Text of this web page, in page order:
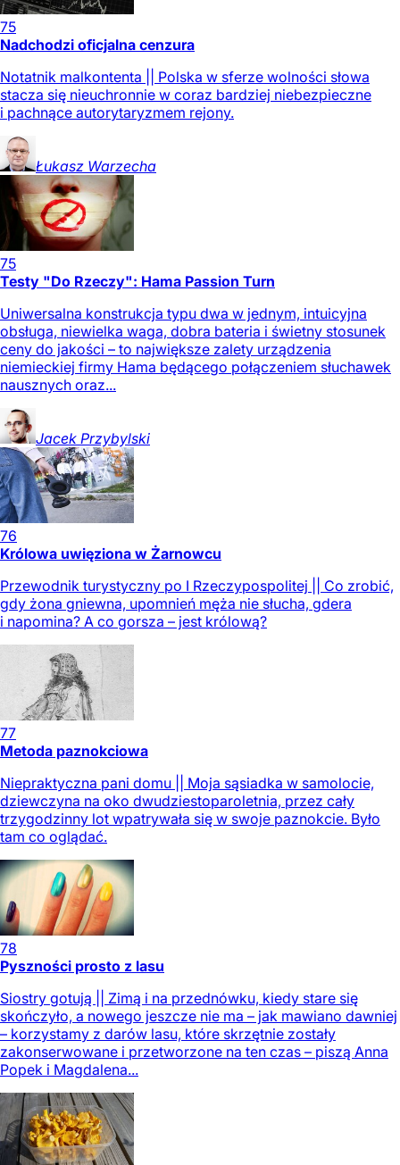
75
Nadchodzi oficjalna cenzura
Notatnik malkontenta || Polska w sferze wolności słowa
stacza się nieuchronnie w coraz bardziej niebezpieczne
i pachnące autorytaryzmem rejony.
Łukasz Warzecha
75
Testy "Do Rzeczy": Hama Passion Turn
Uniwersalna konstrukcja typu dwa w jednym, intuicyjna
obsługa, niewielka waga, dobra bateria i świetny stosunek
ceny do jakości – to największe zalety urządzenia
niemieckiej firmy Hama będącego połączeniem słuchawek
nausznych oraz...
Jacek Przybylski
76
Królowa uwięziona w Żarnowcu
Przewodnik turystyczny po I Rzeczypospolitej || Co zrobić,
gdy żona gniewna, upomnień męża nie słucha, gdera
i napomina? A co gorsza – jest królową?
77
Metoda paznokciowa
Niepraktyczna pani domu || Moja sąsiadka w samolocie,
dziewczyna na oko dwudziestoparoletnia, przez cały
trzygodzinny lot wpatrywała się w swoje paznokcie. Było
tam co oglądać.
78
Pyszności prosto z lasu
Siostry gotują || Zimą i na przednówku, kiedy stare się
skończyło, a nowego jeszcze nie ma – jak mawiano dawniej
– korzystamy z darów lasu, które skrzętnie zostały
zakonserwowane i przetworzone na ten czas – piszą Anna
Popek i Magdalena...